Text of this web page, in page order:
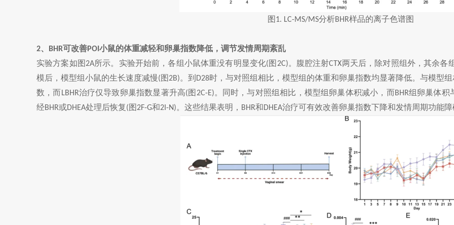
图 1. LC-MS/MS分析BHR样品的离子色谱图
2、 BHR可改善POI 小鼠的体重减轻和卵巢指数降低，调节发情周期紊乱
实验方案如图2A所示。实验开始前，各组小鼠体重没有明显变化(图 2C)。腹腔注射CTX两天后，除对照组外，其余各
模后，模型组小鼠的生长速度减慢(图2B)。到 D28时，与对照组相比，模型组的体重和卵巢指数均显著降低。与模型
数，而 LBHR治疗仅导致卵巢指数显著升高(图 2C-E)。同时，与对照组相比，模型组卵巢体积减小，而BHR组卵巢体积
经BHR或DHEA处理后恢复(图2F-G和2I-N)。这些结果表明， BHR和DHEA治疗可有效改善卵巢指数下降和发情周期功能